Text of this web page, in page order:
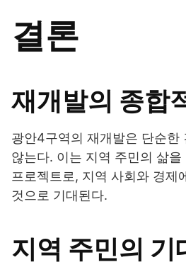
결론
재개발의 종합
광안4구역의 재개발은 단순한
않는다. 이는 지역 주민의 삶
프로젝트로, 지역 사회와 경제
것으로 기대된다.
지역 주민의 기